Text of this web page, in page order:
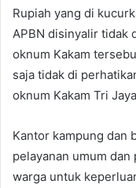
Rupiah yang di
APBN disinyalir tidak
oknum Kakam
saja tidak di
oknum Kakam Tri
Kantor kampung dan
pelayanan umum
warga untuk